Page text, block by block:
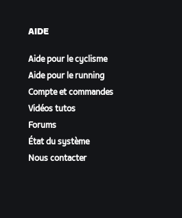
AIDE
Aide pour le cyclisme
Aide pour le running
Compte et commandes
Vidéos tutos
Forums
État du système
Nous contacter